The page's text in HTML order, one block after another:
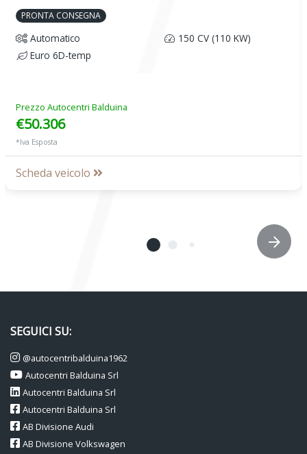
PRONTA CONSEGNA
Automatico
150 CV (110 KW)
Euro 6D-temp
Prezzo Autocentri Balduina
€50.306
*Iva Esposta
Scheda veicolo
SEGUICI SU:
@autocentribalduina1962
Autocentri Balduina Srl
Autocentri Balduina Srl
Autocentri Balduina Srl
AB Divisione Audi
AB Divisione Volkswagen